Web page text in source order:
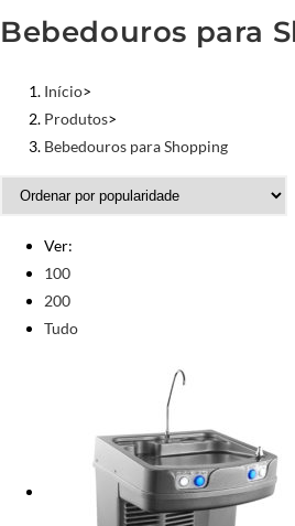
Bebedouros para
Início>
Produtos>
Bebedouros para Shopping
Ver:
100
200
Tudo